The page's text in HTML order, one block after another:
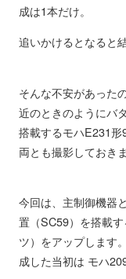
成は1本だけ。
追いかけるとなると
そんな不安があった
近のときのようにバ
搭載するモハE231
両とも撮影しておきま
今回は、主制御機器
置（SC59）を搭載
ツ）をアップします
成した当初は モハ